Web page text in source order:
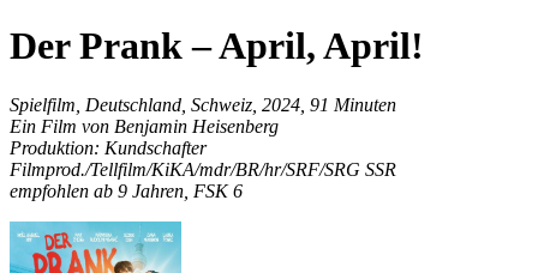
Der Prank – April, April!
Spielfilm, Deutschland, Schweiz, 2024, 91 Minuten
Ein Film von Benjamin Heisenberg
Produktion: Kundschafter
Filmprod./Tellfilm/KiKA/mdr/BR/hr/SRF/SRG SSR
empfohlen ab 9 Jahren, FSK 6